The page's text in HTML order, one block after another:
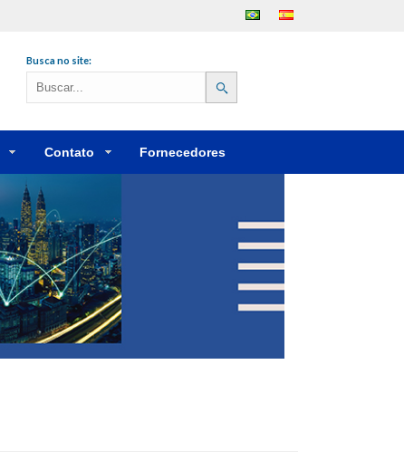
Português
Busca no site:
Contato Fornecedores